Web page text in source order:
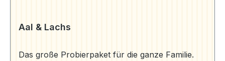
Aal & Lachs
Das große Probierpaket für die ganze Familie.